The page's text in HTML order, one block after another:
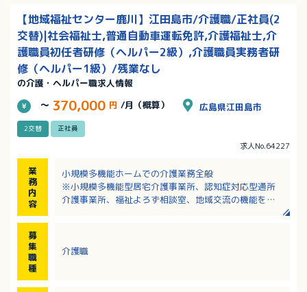
【地域福祉センター鹿川】江田島市/介護職/正社員(2
交替)|社会福祉士,普通自動車運転免許,介護福祉士,介
護職員初任者研修（ヘルパー2級）,介護職員実務者研
修（ヘルパー1級）/残業なし
の介護・ヘルパー職求人情報
～ 370,000 円 /月（概算） 広島県江田島市
2交替 正社員
求人No.64227
業
務
内
容
小規模多機能ホームでの介護業務全般
※小規模多機能型居宅介護事業所、認知症対応型通所
介護事業所、福祉よろず相談室、地域交流の機能を持
募
集
職
種
介護職